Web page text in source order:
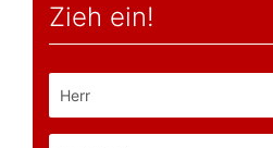
Zieh ein!